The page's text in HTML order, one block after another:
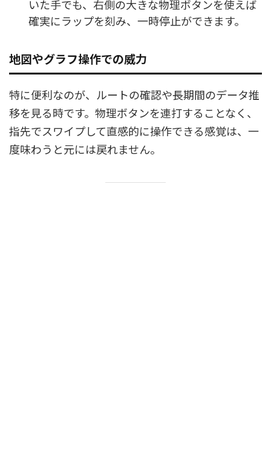
いた手でも、右側の大きな物理ボタンを使えば
確実にラップを刻み、一時停止ができます。
地図やグラフ操作での威力
特に便利なのが、ルートの確認や長期間のデータ推
移を見る時です。物理ボタンを連打することなく、
指先でスワイプして直感的に操作できる感覚は、一
度味わうと元には戻れません。